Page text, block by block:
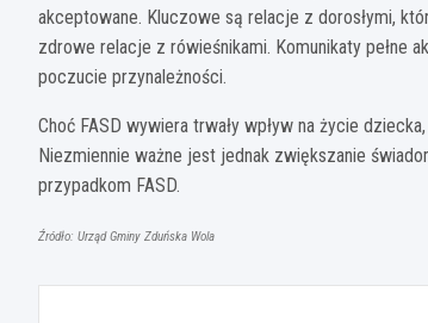
akceptowane. Kluczowe są relacje z dorosłymi,
zdrowe relacje z rówieśnikami. Komunikaty pełne
poczucie przynależności.
Choć FASD wywiera trwały wpływ na życie
Niezmiennie ważne jest jednak zwiększanie
przypadkom FASD.
Źródło: Urząd Gminy Zduńska Wola